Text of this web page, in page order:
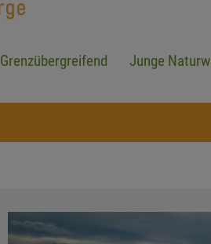
Grenzübergreifend Junge